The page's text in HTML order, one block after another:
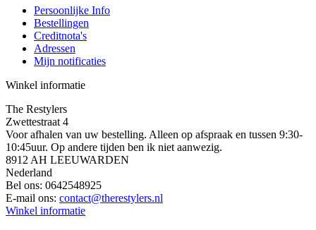
Persoonlijke Info
Bestellingen
Creditnota's
Adressen
Mijn notificaties
Winkel informatie
The Restylers
Zwettestraat 4
Voor afhalen van uw bestelling. Alleen op afspraak en tussen 9:30-
10:45uur. Op andere tijden ben ik niet aanwezig.
8912 AH LEEUWARDEN
Nederland
Bel ons: 0642548925
E-mail ons: contact@therestylers.nl
Winkel informatie